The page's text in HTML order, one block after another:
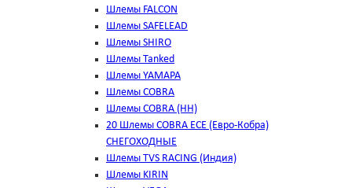
Шлемы FALCON
Шлемы SAFELEAD
Шлемы SHIRO
Шлемы Tanked
Шлемы YAMAPA
Шлемы COBRA
Шлемы COBRA (HH)
20 Шлемы COBRA ECE (Евро-Кобра)
СНЕГОХОДНЫЕ
Шлемы TVS RACING (Индия)
Шлемы KIRIN